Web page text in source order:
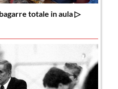
totale in aula ▷